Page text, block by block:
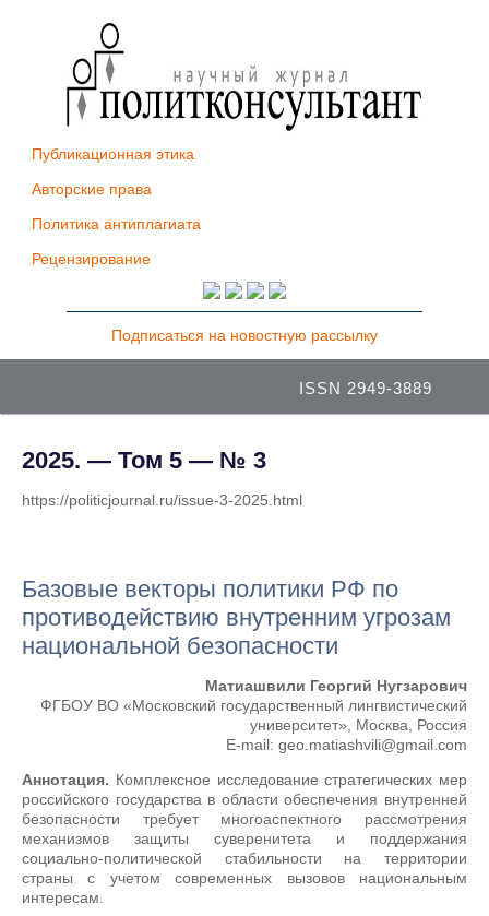
Публикационная этика
Авторские права
Политика антиплагиата
Рецензирование
Подписаться на новостную рассылку
ISSN 2949-3889
2025. — Том 5 — № 3
https://politicjournal.ru/issue-3-2025.html
Базовые векторы политики РФ по
противодействию внутренним угрозам
национальной безопасности
Матиашвили Георгий Нугзарович
ФГБОУ ВО «Московский государственный лингвистический
университет», Москва, Россия
E-mail: geo.matiashvili@gmail.com
Аннотация. Комплексное исследование стратегических мер
российского государства в области обеспечения внутренней
безопасности требует многоаспектного рассмотрения
механизмов защиты суверенитета и поддержания
социально-политической стабильности на территории
страны с учетом современных вызовов национальным
интересам.